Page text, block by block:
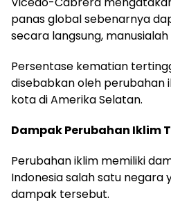
panas global sebenarnya
secara langsung,
Persentase kematian
disebabkan oleh perubahan
kota di Amerika Selatan.
Dampak Perubahan Iklim
Perubahan iklim memiliki
Indonesia salah satu negara
dampak tersebut.